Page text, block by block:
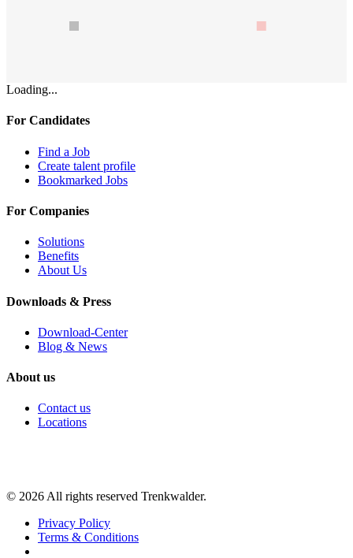
Loading...
For Candidates
Find a Job
Create talent profile
Bookmarked Jobs
For Companies
Solutions
Benefits
About Us
Downloads & Press
Download-Center
Blog & News
About us
Contact us
Locations
© 2026 All rights reserved Trenkwalder.
Privacy Policy
Terms & Conditions